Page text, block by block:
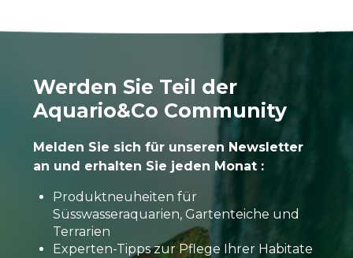
Werden Sie Teil der
Aquario&Co Community
Melden Sie sich für unseren Newsletter
an und erhalten Sie jeden Monat :
Produktneuheiten für
Süsswasseraquarien, Gartenteiche und
Terrarien
Experten-Tipps zur Pflege Ihrer Habitate